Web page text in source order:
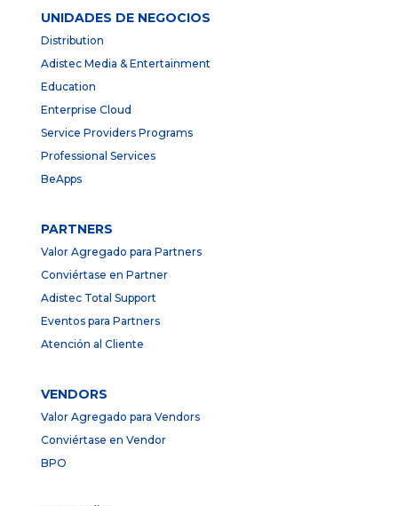
UNIDADES DE NEGOCIOS
Distribution
Adistec Media & Entertainment
Education
Enterprise Cloud
Service Providers Programs
Professional Services
BeApps
PARTNERS
Valor Agregado para Partners
Conviértase en Partner
Adistec Total Support
Eventos para Partners
Atención al Cliente
VENDORS
Valor Agregado para Vendors
Conviértase en Vendor
BPO